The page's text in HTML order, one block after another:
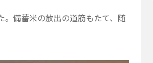
備蓄米の放出の道筋もたて、随